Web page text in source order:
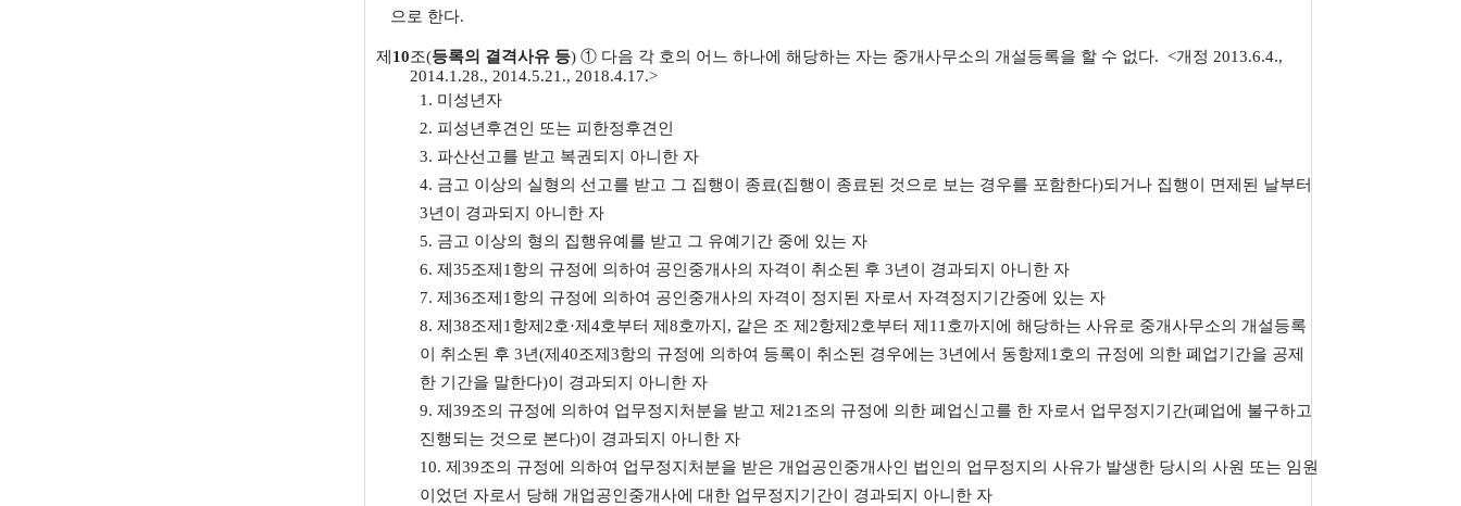
으로 한다.
제 10조(등록의 결격사유 등) ① 다음 각 호의 어느 하나에 해당하는 자는 중개사무소의 개설등록을 할 수 없다. <개정 2013.6.4.,
2014.1.28., 2014.5.21., 2018.4.17.>
1. 미성년자
2. 피성년후견인 또는 피한정후견인
3. 파산선고를 받고 복권되지 아니한 자
4. 금고 이상의 실형의 선고를 받고 그 집행이 종료(집행이 종료된 것으로 보는 경우를 포함한다)되거나 집행이 면제된 날부터
3년이 경과되지 아니한 자
5. 금고 이상의 형의 집행유예를 받고 그 유예기간 중에 있는 자
6. 제35조제1항의 규정에 의하여 공인중개사의 자격이 취소된 후 3년이 경과되지 아니한 자
7. 제36조제1항의 규정에 의하여 공인중개사의 자격이 정지된 자로서 자격정지기간중에 있는 자
8. 제38조제1항제2호·제4호부터 제8호까지, 같은 조 제2항제2호부터 제11호까지에 해당하는 사유로 중개사무소의 개설등록
이 취소된 후 3년(제40조제3항의 규정에 의하여 등록이 취소된 경우에는 3년에서 동항제1호의 규정에 의한 폐업기간을 공제
한 기간을 말한다)이 경과되지 아니한 자
9. 제39조의 규정에 의하여 업무정지처분을 받고 제21조의 규정에 의한 폐업신고를 한 자로서 업무정지기간(폐업에 불구하고
진행되는 것으로 본다)이 경과되지 아니한 자
10. 제39조의 규정에 의하여 업무정지처분을 받은 개업공인중개사인 법인의 업무정지의 사유가 발생한 당시의 사원 또는 임원
이었던 자로서 당해 개업공인중개사에 대한 업무정지기간이 경과되지 아니한 자